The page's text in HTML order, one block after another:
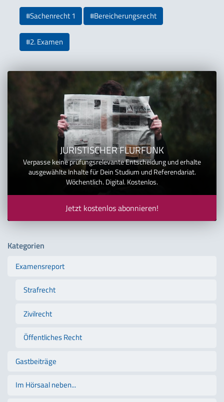
#Sachenrecht 1 #Bereicherungsrecht
#2. Examen
JURISTISCHER FLURFUNK
Verpasse keine prüfungsrelevante Entscheidung und erhalte
ausgewählte Inhalte für Dein Studium und Referendariat.
Wöchentlich. Digital. Kostenlos.
Jetzt kostenlos abonnieren!
Kategorien
Examensreport
Strafrecht
Zivilrecht
Öffentliches Recht
Gastbeiträge
Im Hörsaal neben...